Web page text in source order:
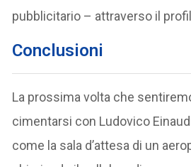
pubblicitario – attraverso il
Conclusioni
La prossima volta che
cimentarsi con Ludovico
come la sala d’attesa di un